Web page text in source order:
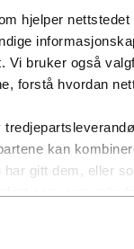
hjelper
Vi bruker også
forstå hvordan
kan
gitt dem, eller